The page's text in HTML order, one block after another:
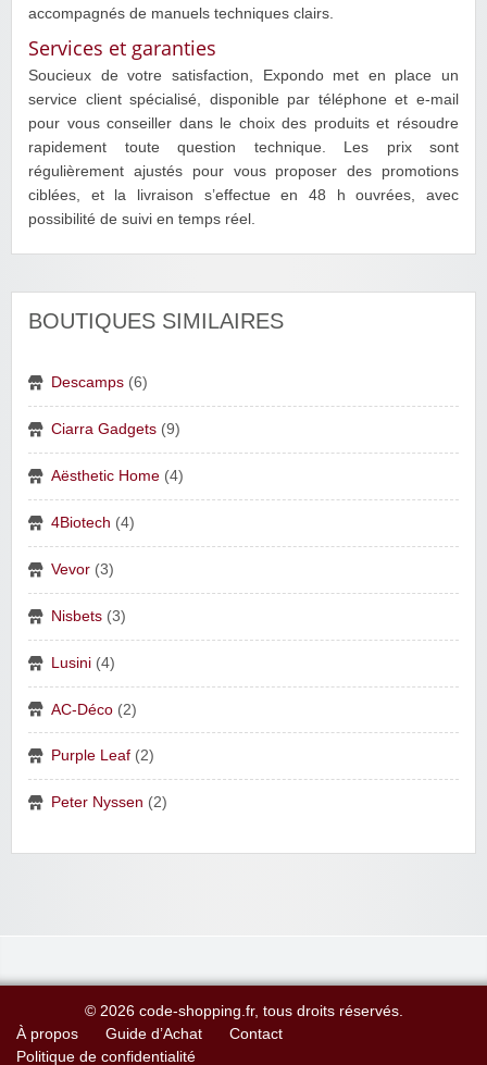
accompagnés de manuels techniques clairs.
Services et garanties
Soucieux de votre satisfaction, Expondo met en place un
service client spécialisé, disponible par téléphone et e-mail
pour vous conseiller dans le choix des produits et résoudre
rapidement toute question technique. Les prix sont
régulièrement ajustés pour vous proposer des promotions
ciblées, et la livraison s’effectue en 48 h ouvrées, avec
possibilité de suivi en temps réel.
BOUTIQUES SIMILAIRES
Descamps (6)
Ciarra Gadgets (9)
Aësthetic Home (4)
4Biotech (4)
Vevor (3)
Nisbets (3)
Lusini (4)
AC-Déco (2)
Purple Leaf (2)
Peter Nyssen (2)
© 2026 code-shopping.fr, tous droits réservés.
À propos
Guide d’Achat
Contact
Politique de confidentialité